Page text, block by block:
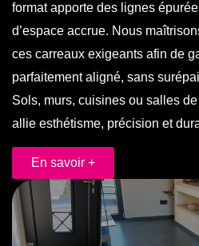
format apporte des lignes
d’espace accrue. Nous
ces carreaux exigeants afin de
parfaitement aligné, sans
Sols, murs, cuisines ou salles
allie esthétisme, précision et
En savoir +